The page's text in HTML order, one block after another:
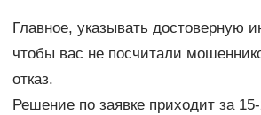
Главное, указывать достоверную
чтобы вас не посчитали
отказ.
Решение по заявке приходит за